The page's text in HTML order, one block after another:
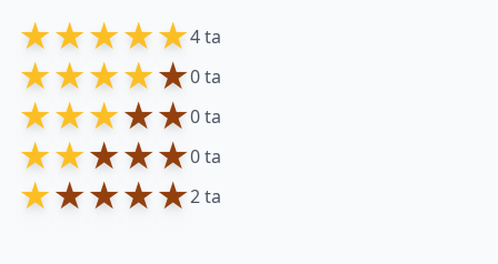
★★★★★4 ta
★★★★★0 ta
★★★★★0 ta
★★★★★0 ta
★★★★★2 ta